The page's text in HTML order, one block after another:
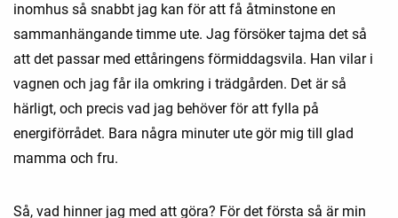
inomhus så snabbt jag kan för att få åtminstone en
sammanhängande timme ute. Jag försöker tajma det så
att det passar med ettåringens förmiddagsvila. Han vilar i
vagnen och jag får ila omkring i trädgården. Det är så
härligt, och precis vad jag behöver för att fylla på
energiförrådet. Bara några minuter ute gör mig till glad
mamma och fru.
Så, vad hinner jag med att göra? För det första så är min